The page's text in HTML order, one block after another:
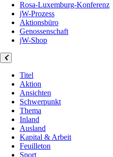
Rosa-Luxemburg-Konferenz
jW-Prozess
Aktionsbüro
Genossenschaft
jW-Shop
Titel
Aktion
Ansichten
Schwerpunkt
Thema
Inland
Ausland
Kapital & Arbeit
Feuilleton
Sport